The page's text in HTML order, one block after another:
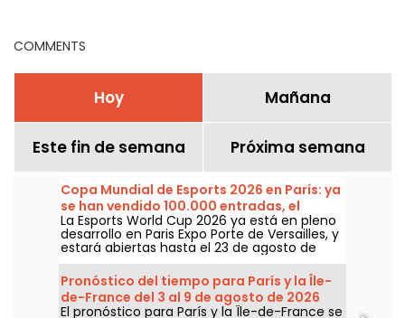
COMMENTS
Hoy Mañana
Este fin de semana Próxima semana
Copa Mundial de Esports 2026 en París: ya
se han vendido 100.000 entradas, el
programa
La Esports World Cup 2026 ya está en pleno
desarrollo en Paris Expo Porte de Versailles, y
estará abiertas hasta el 23 de agosto de
2026. En la rueda de prensa de este
miércoles 8 de julio, los organizadores
informaron que ya se han vendido 100 000
entradas para esta primera edición fuera de
Pronóstico del tiempo para París y la Île-
de-France del 3 al 9 de agosto de 2026
El pronóstico para París y la Île-de-France se